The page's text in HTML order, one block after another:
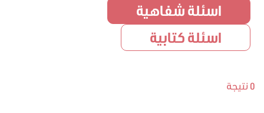
اسئلة شفاهية
اسئلة كتابية
0 نتيجة